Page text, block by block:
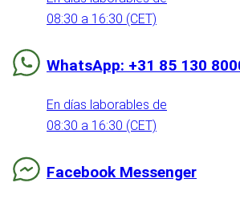
08:30 a 16:30 (CET)
WhatsApp: +31 85 130
En días laborables de
08:30 a 16:30 (CET)
Facebook Messenger